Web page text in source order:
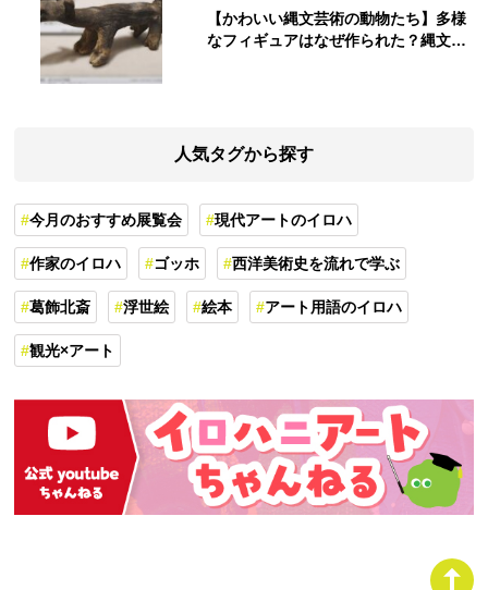
【かわいい縄文芸術の動物たち】多様
なフィギュアはなぜ作られた？縄文人
人気タグから探す
今月のおすすめ展覧会 現代アートのイロハ
作家のイロハ ゴッホ 西洋美術史を流れで学ぶ
葛飾北斎 浮世絵 絵本 アート用語のイロハ
観光×アート